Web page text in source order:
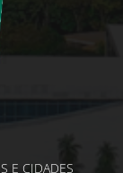
E CIDADES